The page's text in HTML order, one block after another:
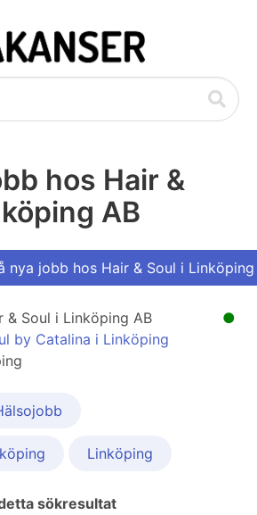
hos Hair &
AB
nya jobb hos Hair & Soul i Linköping
●
Soul i Linköping AB
by Catalina i Linköping
Linköping
sökresultat